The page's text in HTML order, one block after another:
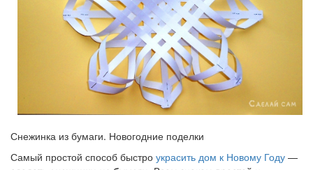
Снежинка из бумаги. Новогодние поделки
Самый простой способ быстро украсить дом к Новому Году —